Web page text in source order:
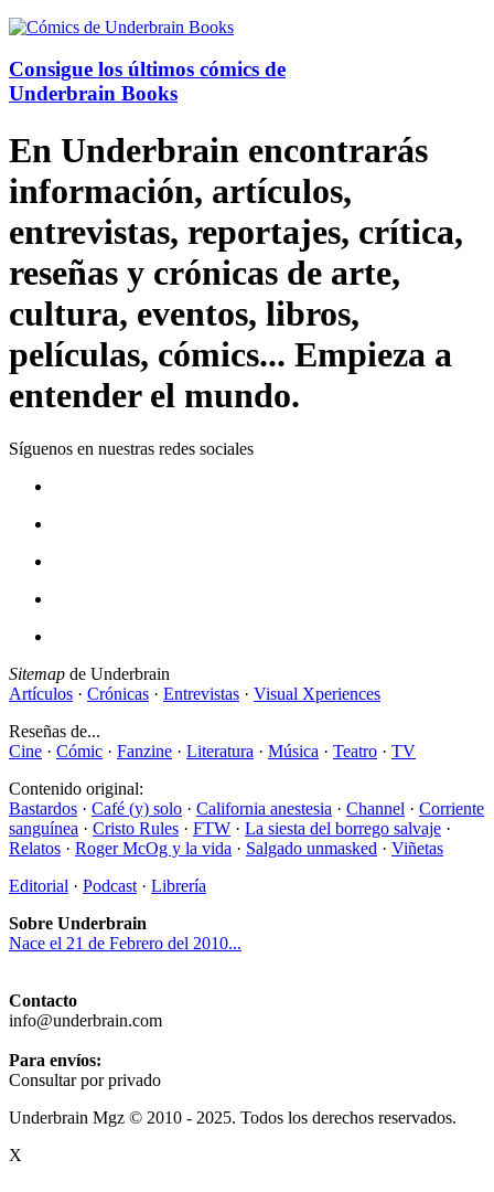
Consigue los últimos cómics de
Underbrain Books
En Underbrain encontrarás
información, artículos,
entrevistas, reportajes, crítica,
reseñas y crónicas de arte,
cultura, eventos, libros,
películas, cómics... Empieza a
entender el mundo.
Síguenos en nuestras redes sociales
Sitemap de Underbrain
Artículos · Crónicas · Entrevistas · Visual Xperiences
Reseñas de...
Cine · Cómic · Fanzine · Literatura · Música · Teatro · TV
Contenido original:
Bastardos · Café (y) solo · California anestesia · Channel · Corriente
sanguínea · Cristo Rules · FTW · La siesta del borrego salvaje ·
Relatos · Roger McOg y la vida · Salgado unmasked · Viñetas
Editorial · Podcast · Librería
Sobre Underbrain
Nace el 21 de Febrero del 2010...
Contacto
info@underbrain.com
Para envíos:
Consultar por privado
Underbrain Mgz © 2010 - 2025. Todos los derechos reservados.
X